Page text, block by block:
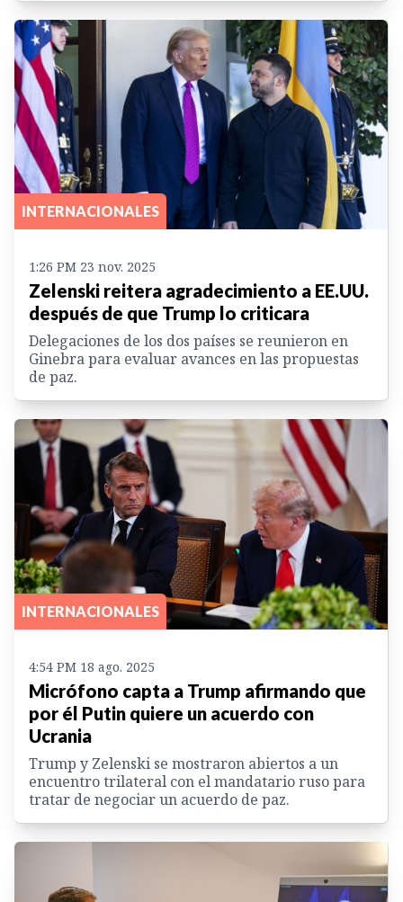
INTERNACIONALES
1:26 PM 23 nov. 2025
Zelenski reitera agradecimiento a EE.UU.
después de que Trump lo criticara
Delegaciones de los dos países se reunieron en
Ginebra para evaluar avances en las propuestas
de paz.
INTERNACIONALES
4:54 PM 18 ago. 2025
Micrófono capta a Trump afirmando que
por él Putin quiere un acuerdo con
Ucrania
Trump y Zelenski se mostraron abiertos a un
encuentro trilateral con el mandatario ruso para
tratar de negociar un acuerdo de paz.